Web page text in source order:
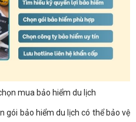
mua bảo hiểm du lịch
gói bảo hiểm du lịch có thể bảo vệ